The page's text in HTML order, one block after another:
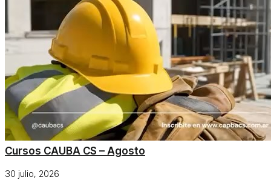
Cursos CAUBA CS – Agosto
30 julio, 2026